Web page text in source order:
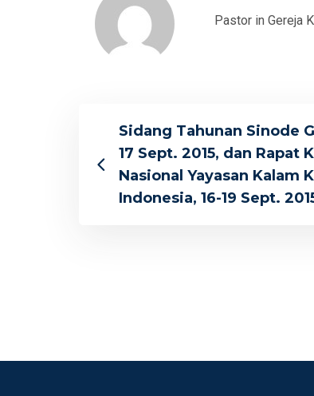
Pastor in Gereja
Sidang Tahunan Sinode
17 Sept. 2015, dan Rapat
Nasional Yayasan Kalam
Indonesia, 16-19 Sept.